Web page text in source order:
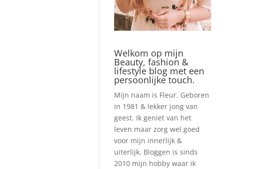
Welkom op mijn
Beauty, fashion &
lifestyle blog met een
persoonlijke touch.
Mijn naam is Fleur. Geboren
in 1981 & lekker jong van
geest. Ik geniet van het
leven maar zorg wel goed
voor mijn innerlijk &
uiterlijk. Bloggen is sinds
2010 mijn hobby waar ik